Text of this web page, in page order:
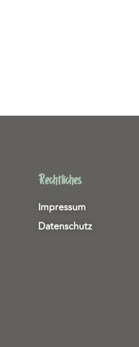
Rechtliches
Impressum
Datenschutz